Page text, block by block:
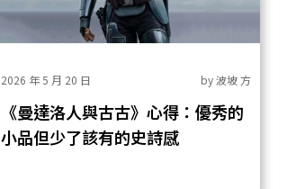
2026 年 5 月 20 日 by波坡 方
《曼達洛人與古古》心得：優秀的
小品但少了該有的史詩感